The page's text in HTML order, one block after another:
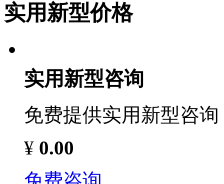
实用新型价格
实用新型咨询
免费提供实用新型咨询
¥ 0.00